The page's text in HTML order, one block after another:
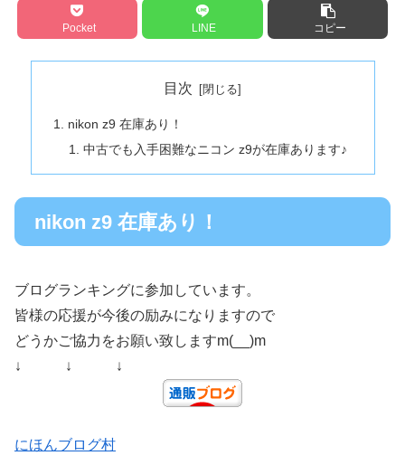
Pocket LINE コピー
目次
nikon z9 在庫あり！
中古でも入手困難なニコン z9が在庫あります♪
nikon z9 在庫あり！
ブログランキングに参加しています。
皆様の応援が今後の励みになりますので
どうかご協力をお願い致しますm(__)m
↓ ↓ ↓
にほんブログ村